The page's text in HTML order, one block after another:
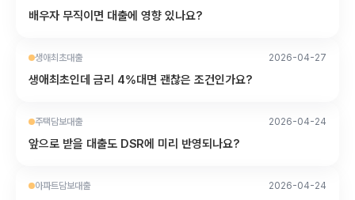
배우자 무직이면 대출에 영향 있나요?
생애최초대출 2026-04-27
생애최초인데 금리 4%대면 괜찮은 조건인가요?
주택담보대출 2026-04-24
앞으로 받을 대출도 DSR에 미리 반영되나요?
아파트담보대출 2026-04-24